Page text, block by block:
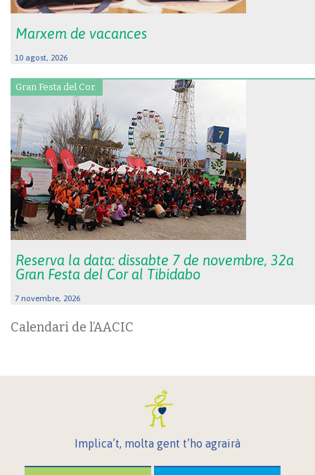
Marxem de vacances
10 agost, 2026
Gran Festa del Cor.
Reserva la data: dissabte 7 de novembre, 32a
Gran Festa del Cor al Tibidabo
7 novembre, 2026
Calendari de l’AACIC
Implica’t, molta gent t’ho agrairà